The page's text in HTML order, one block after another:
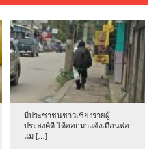
มีประชาชนชาวเชียงรายผู้
ประสงค์ดี ได้ออกมาแจ้งเตือนพ่อ
แม […]